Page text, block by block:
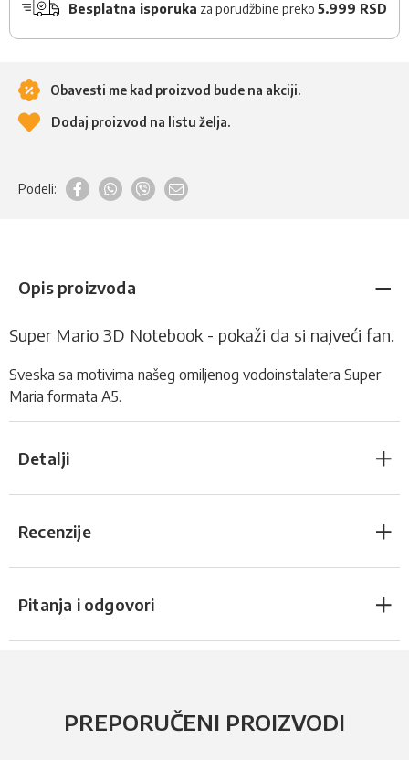
Besplatna isporuka za porudžbine preko 5.999 RSD
Obavesti me kad proizvod bude na akciji.
Dodaj proizvod na listu želja.
Podeli:
Opis proizvoda
Super Mario 3D Notebook - pokaži da si najveći fan.
Sveska sa motivima našeg omiljenog vodoinstalatera Super
Maria formata A5.
Detalji
Recenzije
Pitanja i odgovori
PREPORUČENI PROIZVODI